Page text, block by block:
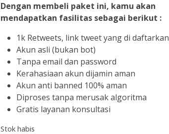
Dengan membeli paket ini, kamu akan
mendapatkan fasilitas sebagai berikut :
1k Retweets, link tweet yang di daftarkan
Akun asli (bukan bot)
Tanpa email dan password
Kerahasiaan akun dijamin aman
Akun anti banned 100% aman
Diproses tanpa merusak algoritma
Gratis layanan konsultasi
Stok habis